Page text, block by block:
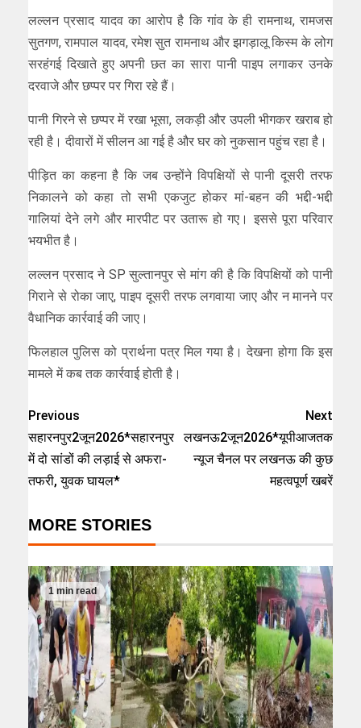
लल्लन प्रसाद यादव का आरोप है कि गांव के ही रामनाथ, रामजस
सुतगण, रामपाल यादव, रमेश सुत रामनाथ और झगड़ालू किस्म के लोग
सरहंगई दिखाते हुए अपनी छत का सारा पानी पाइप लगाकर उनके
दरवाजे और छप्पर पर गिरा रहे हैं।
पानी गिरने से छप्पर में रखा भूसा, लकड़ी और उपली भीगकर खराब हो
रही है। दीवारों में सीलन आ गई है और घर को नुकसान पहुंच रहा है।
पीड़ित का कहना है कि जब उन्होंने विपक्षियों से पानी दूसरी तरफ
निकालने को कहा तो सभी एकजुट होकर मां-बहन की भद्दी-भद्दी
गालियां देने लगे और मारपीट पर उतारू हो गए। इससे पूरा परिवार
भयभीत है।
लल्लन प्रसाद ने SP सुल्तानपुर से मांग की है कि विपक्षियों को पानी
गिराने से रोका जाए, पाइप दूसरी तरफ लगवाया जाए और न मानने पर
वैधानिक कार्रवाई की जाए।
फिलहाल पुलिस को प्रार्थना पत्र मिल गया है। देखना होगा कि इस
मामले में कब तक कार्रवाई होती है।
Previous
सहारनपुर2जून2026*सहारनपुर
में दो सांडों की लड़ाई से अफरा-
तफरी, युवक घायल*
Next
लखनऊ2जून2026*यूपीआजतक
न्यूज चैनल पर लखनऊ की कुछ
महत्वपूर्ण खबरें
MORE STORIES
1 min read